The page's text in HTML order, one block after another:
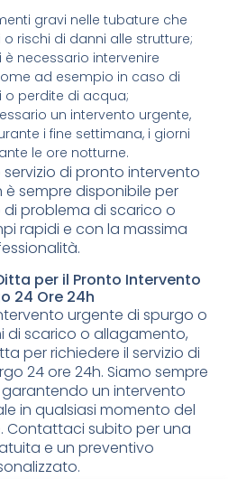
gravi nelle tubature che
rischi di danni alle strutture;
è necessario intervenire
ad esempio in caso di
o perdite di acqua;
un intervento urgente,
i fine settimana, i giorni
le ore notturne.
di pronto intervento
è sempre disponibile per
problema di scarico o
rapidi e con la massima
per il Pronto Intervento
24 Ore 24h
urgente di spurgo o
di scarico o allagamento,
per richiedere il servizio di
24 ore 24h. Siamo sempre
un intervento
in qualsiasi momento del
Contattaci subito per una
e un preventivo